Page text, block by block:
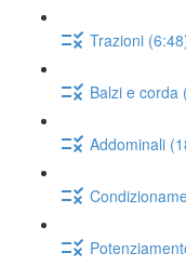
Trazioni
Balzi e corda
Addominali